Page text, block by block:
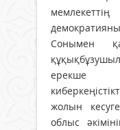
Сонымен
ерекше
жолын
облыс